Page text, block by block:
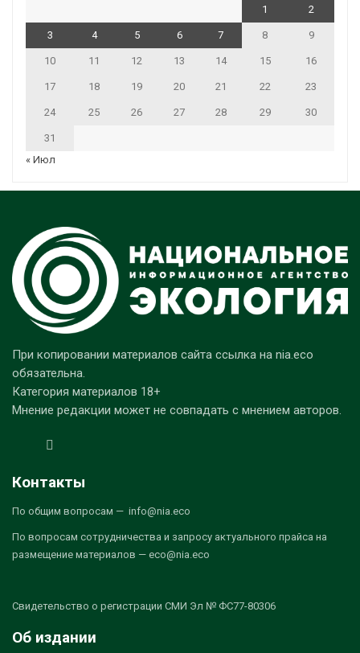
1 2
3 4 5 6 7 8 9
10 11 12 13 14 15 16
17 18 19 20 21 22 23
24 25 26 27 28 29 30
31
« Июл
При копировании материалов сайта ссылка на nia.eco
обязательна.
Категория материалов 18+
Мнение редакции может не совпадать с мнением авторов.
Контакты
По общим вопросам — info@nia.eco
По вопросам сотрудничества и запросу актуального прайса на
размещение материалов — eco@nia.eco
Свидетельство о регистрации СМИ Эл № ФС77-80306
Об издании